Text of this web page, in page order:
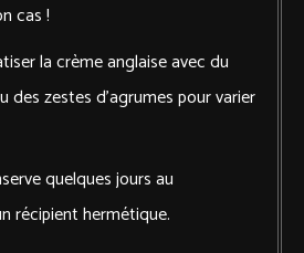
cas !
la crème anglaise avec du
zestes d’agrumes pour varier
quelques jours au
récipient hermétique.